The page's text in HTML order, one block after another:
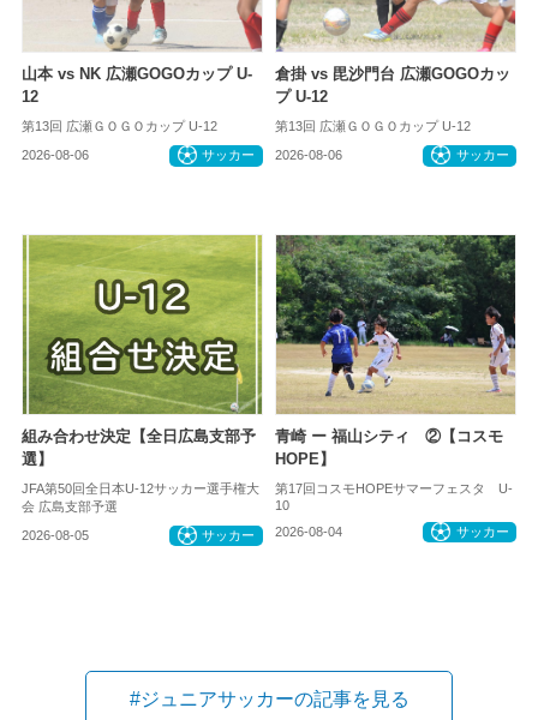
山本 vs NK 広瀬GOGOカップ U-
12
第13回 広瀬ＧＯＧＯカップ U-12
2026-08-06 サッカー
倉掛 vs 毘沙門台 広瀬GOGOカッ
プ U-12
第13回 広瀬ＧＯＧＯカップ U-12
2026-08-06 サッカー
組み合わせ決定【全日広島支部予
選】
JFA第50回全日本U-12サッカー選手権大
会 広島支部予選
2026-08-05 サッカー
青崎 ー 福山シティ ②【コスモ
HOPE】
第17回コスモHOPEサマーフェスタ U-
10
2026-08-04
サッカー
#ジュニアサッカーの記事を見る